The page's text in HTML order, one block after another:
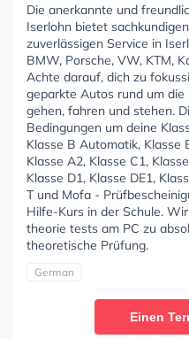
Die anerkannte und
Iserlohn bietet
zuverlässigen Service in
BMW, Porsche, VW, KTM,
Achte darauf, dich zu
geparkte Autos rund um
gehen, fahren und stehen.
Bedingungen um deine
Klasse B Automatik, Klasse
Klasse A2, Klasse C1,
Klasse D1, Klasse DE1,
T und Mofa -
Hilfe-Kurs in der Schule.
theorie tests am PC zu
theoretische Prüfung.
German
Einen